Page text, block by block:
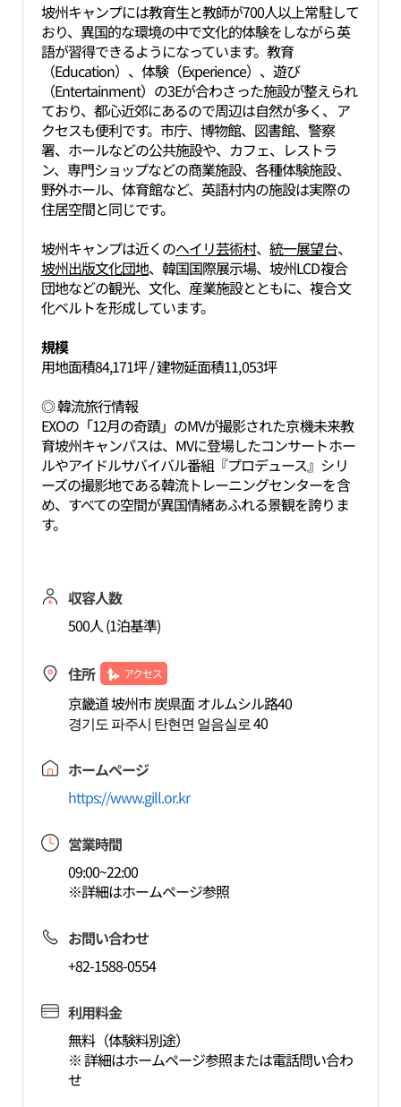
坡州キャンプには教育生と教師が700人以上常駐して
おり、異国的な環境の中で文化的体験をしながら英
語が習得できるようになっています。教育
（Education）、体験（Experience）、遊び
（Entertainment）の3Eが合わさった施設が整えられ
ており、都心近郊にあるので周辺は自然が多く、ア
クセスも便利です。市庁、博物館、図書館、警察
署、ホールなどの公共施設や、カフェ、レストラ
ン、専門ショップなどの商業施設、各種体験施設、
野外ホール、体育館など、英語村内の施設は実際の
住居空間と同じです。
坡州キャンプは近くのヘイリ芸術村、統一展望台、
坡州出版文化団地、韓国国際展示場、坡州LCD複合
団地などの観光、文化、産業施設とともに、複合文
化ベルトを形成しています。
規模
用地面積84,171坪 / 建物延面積11,053坪
◎ 韓流旅行情報
EXOの「12月の奇蹟」のMVが撮影された京機未来教
育坡州キャンパスは、MVに登場したコンサートホー
ルやアイドルサバイバル番組『プロデュース』シリ
ーズの撮影地である韓流トレーニングセンターを含
め、すべての空間が異国情緒あふれる景観を誇りま
す。
収容人数
500人 (1泊基準)
住所 アクセス
京畿道 坡州市 炭県面 オルムシル路40
경기도 파주시 탄현면 얼음실로 40
ホームページ
https://www.gill.or.kr
営業時間
09:00~22:00
※詳細はホームページ参照
お問い合わせ
+82-1588-0554
利用料金
無料（体験料別途）
※ 詳細はホームページ参照または電話問い合わ
せ